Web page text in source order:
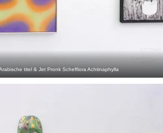
titel & Jet Pronk Scheffiora Achtinaphylla